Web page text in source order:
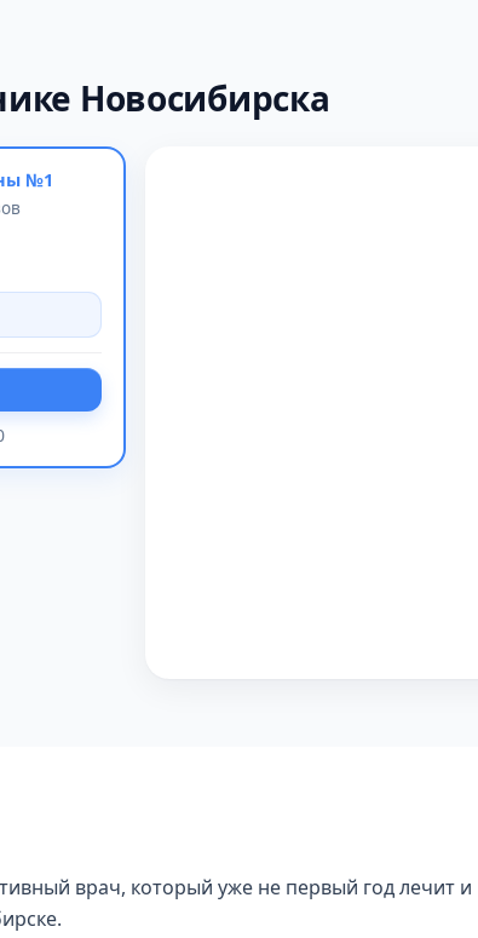
Новосибирска
№1
врач, который уже не первый год лечит и